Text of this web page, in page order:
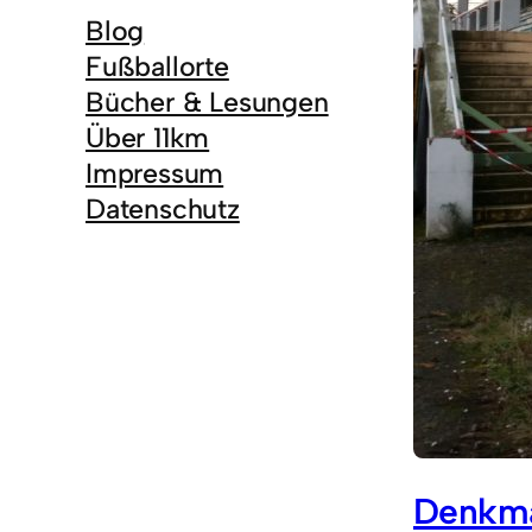
Blog
Fußballorte
Bücher & Lesungen
Über 11km
Impressum
Datenschutz